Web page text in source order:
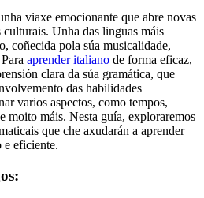
viaxe emocionante que abre novas
Unha das linguas máis
coñecida pola súa musicalidade,
aprender italiano de forma eficaz,
clara da súa gramática, que
das habilidades
varios aspectos, como tempos,
moito máis. Nesta guía, exploraremos
que che axudarán a aprender
e eficiente.